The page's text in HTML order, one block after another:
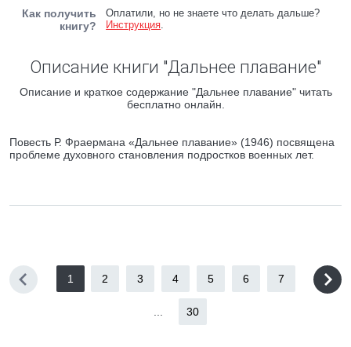
Как получить
книгу?
Оплатили, но не знаете что делать дальше?
Инструкция.
Описание книги "Дальнее плавание"
Описание и краткое содержание "Дальнее плавание" читать
бесплатно онлайн.
Повесть Р. Фраермана «Дальнее плавание» (1946) посвящена
проблеме духовного становления подростков военных лет.
1 2 3 4 5 6 7
30